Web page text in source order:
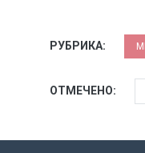
РУБРИКА:
ОТМЕЧЕНО: